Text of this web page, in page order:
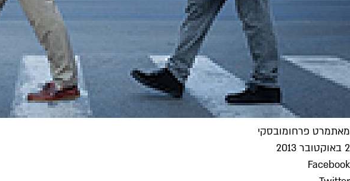
מאתמרט פרחומובסקי
2 באוקטובר 2013
Facebook